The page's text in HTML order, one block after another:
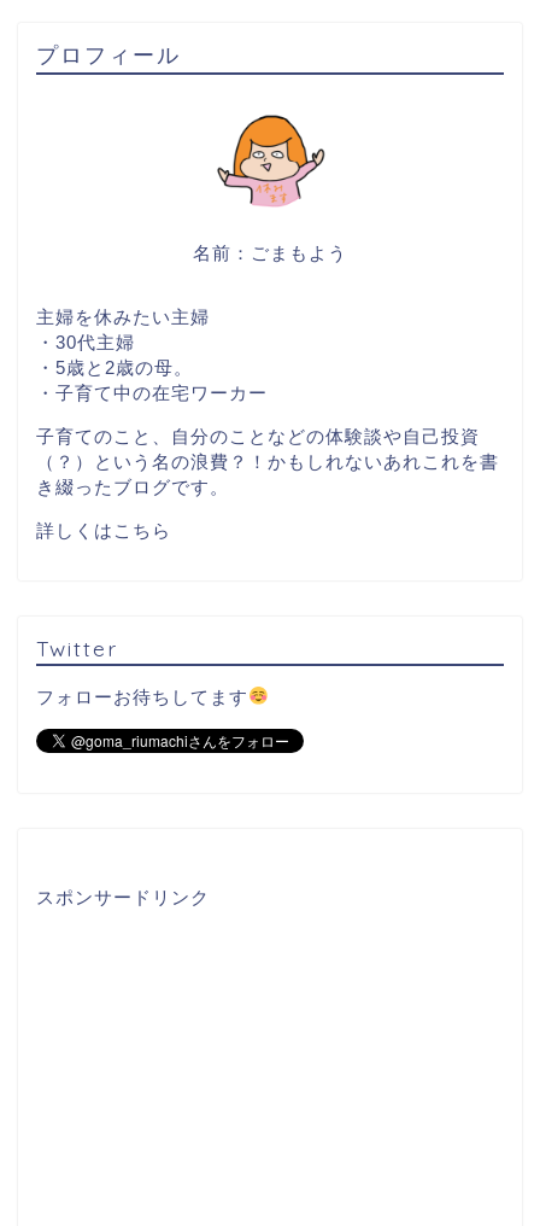
プロフィール
名前：ごまもよう
主婦を休みたい主婦
・30代主婦
・5歳と2歳の母。
・子育て中の在宅ワーカー
子育てのこと、自分のことなどの体験談や自己投資
（？）という名の浪費？！かもしれないあれこれを書
き綴ったブログです。
詳しくはこちら
Twitter
フォローお待ちしてます
スポンサードリンク